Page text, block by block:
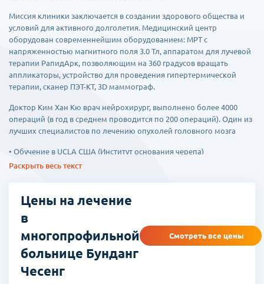
Миссия клиники заключается в создании здорового общества и
условий для активного долголетия. Медицинский центр
оборудован современнейшим оборудованием: МРТ с
напряженностью магнитного поля 3.0 Тл, аппаратом для лучевой
терапии РапидАрк, позволяющим на 360 градусов вращать
аппликаторы, устройство для проведения гипертермической
терапии, сканер ПЭТ-КТ, 3D маммограф.
Доктор Ким Хан Кю врач нейрохирург, выполнено более 4000
операций (в год в среднем проводится по 200 операций). Один из
лучших специалистов по лечению опухолей головного мозга
• Обучение в UCLA США (Институт основания черепа)
• Директор отделения основания черепа в Всемирной
Ассоциации нейрохирургии
• Председатель Ассоциации хирургии основания черепа Кореи
• Председатель Ассоциации цереброваскулярной хирургии
• Исполнительный директор Всемирной Ассоциации
цереброваскулярной хирургии
• Избран председателем Ассоциации цереброваскулярной
Раскрыть весь текст
Цены на лечение
в
многопрофильной
больнице Бунданг
Чесенг
Смотреть все цены